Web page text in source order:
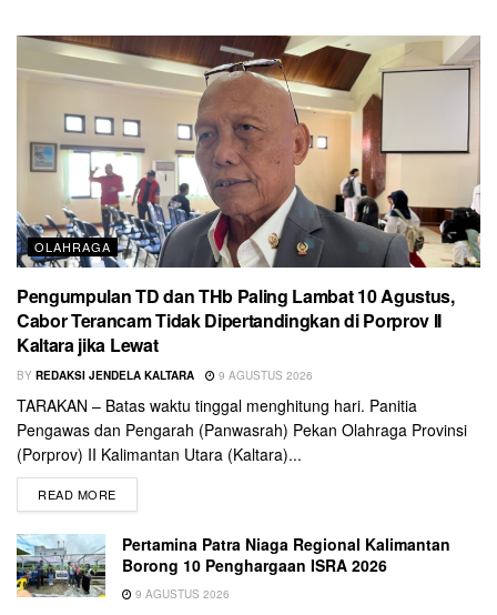
OLAHRAGA
Pengumpulan TD dan THb Paling Lambat 10 Agustus,
Cabor Terancam Tidak Dipertandingkan di Porprov II
Kaltara jika Lewat
BY REDAKSI JENDELA KALTARA 9 AGUSTUS 2026
TARAKAN – Batas waktu tinggal menghitung hari. Panitia
Pengawas dan Pengarah (Panwasrah) Pekan Olahraga Provinsi
(Porprov) II Kalimantan Utara (Kaltara)...
READ MORE
Pertamina Patra Niaga Regional Kalimantan
Borong 10 Penghargaan ISRA 2026
9 AGUSTUS 2026